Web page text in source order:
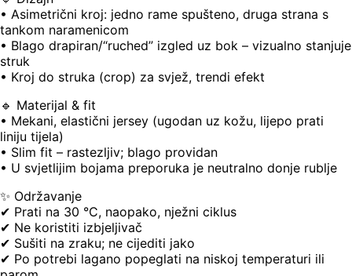
• Asimetrični kroj: jedno rame spušteno, druga strana s
tankom naramenicom
• Blago drapiran/“ruched” izgled uz bok – vizualno stanjuje
struk
• Kroj do struka (crop) za svjež, trendi efekt
🔹 Materijal & fit
• Mekani, elastični jersey (ugodan uz kožu, lijepo prati
liniju tijela)
• Slim fit – rastezljiv; blago providan
• U svjetlijim bojama preporuka je neutralno donje rublje
✨ Održavanje
✔ Prati na 30 °C, naopako, nježni ciklus
✔ Ne koristiti izbjeljivač
✔ Sušiti na zraku; ne cijediti jako
✔ Po potrebi lagano popeglati na niskoj temperaturi ili